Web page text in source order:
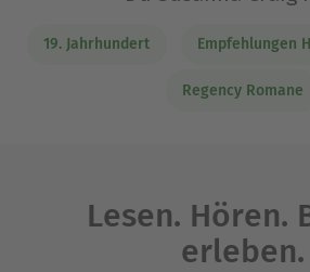
19. Jahrhundert Empfehlungen
Regency Romane
Lesen. Hören.
erleben.